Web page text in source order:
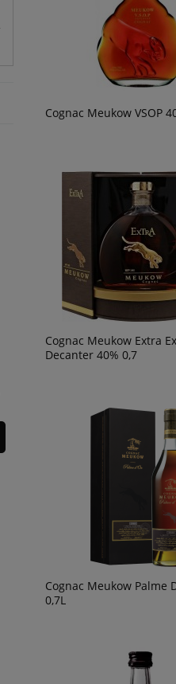
Negroamaro/primitivo 0,75l
Cognac Meukow VSOP
Cognac Meukow Extra
Decanter 40% 0,7
Cognac Meukow Palme
0,7L